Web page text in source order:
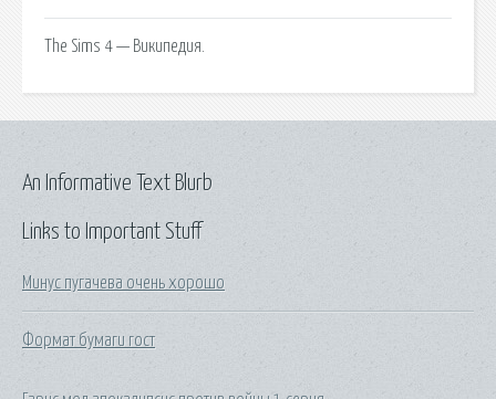
The Sims 4 — Википедия.
Links to Important Stuff
Минус пугачева очень хорошо
Формат бумаги гост
An Informative Text Blurb